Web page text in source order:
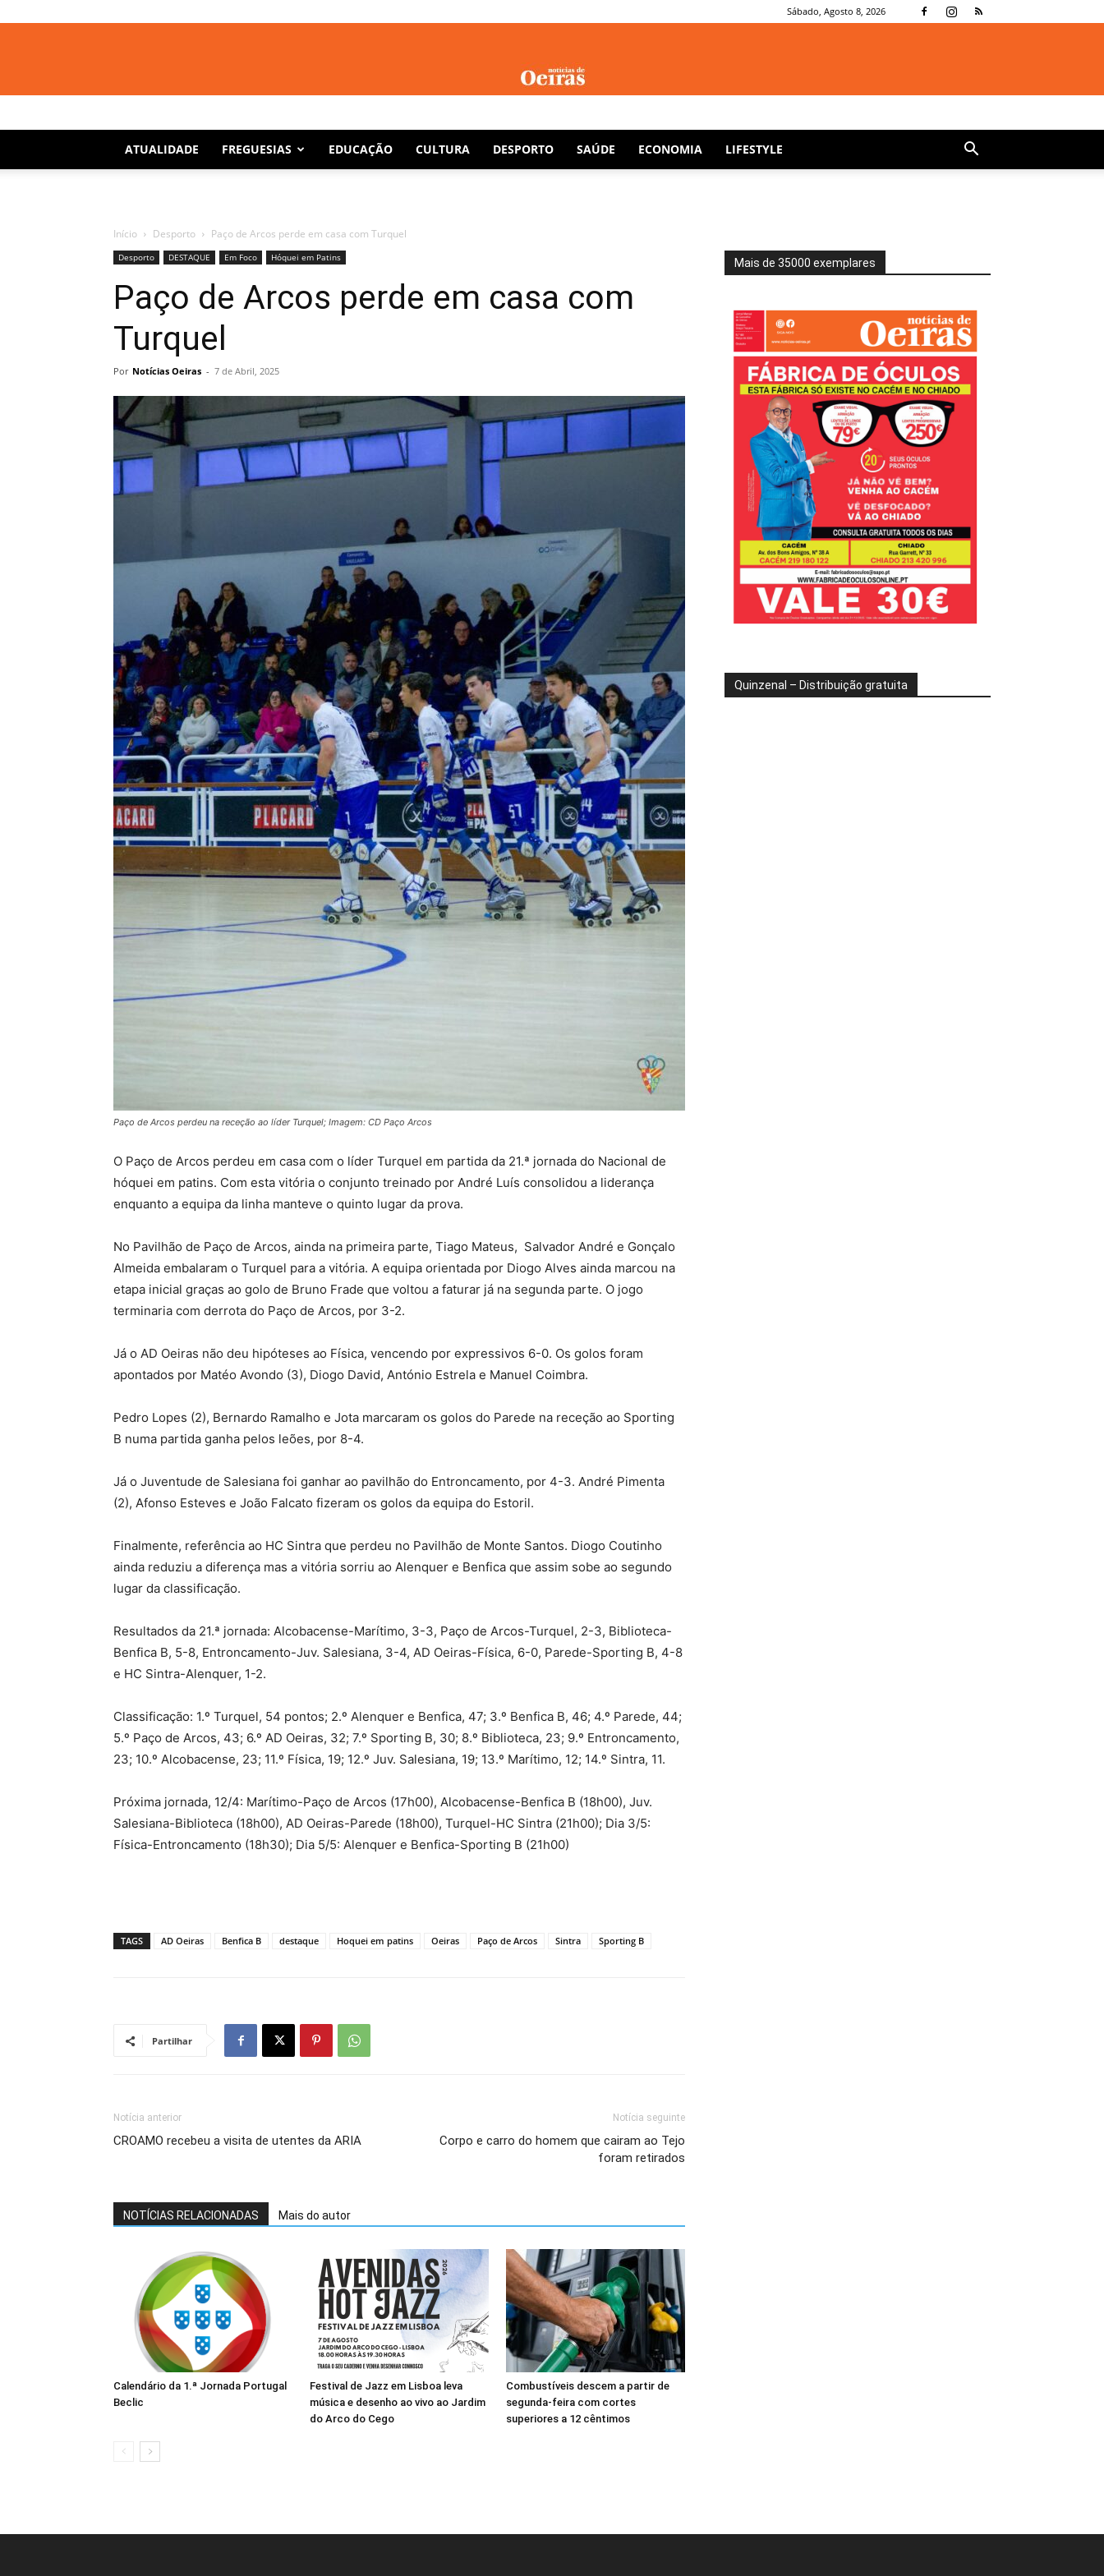
Sábado, Agosto 8, 2026
Notícias
ATUALIDADE FREGUESIAS EDUCAÇÃO CULTURA DESPORTO SAÚDE ECONOMIA LIFESTYLE
Início Desporto Paço de Arcos perde em casa com Turquel
Desporto DESTAQUE Em Foco Hóquei em Patins
Paço de Arcos perde em casa com
Turquel
Por Notícias Oeiras - 7 de Abril, 2025
Paço de Arcos perdeu na receção ao líder Turquel; Imagem: CD Paço Arcos
O Paço de Arcos perdeu em casa com o líder Turquel em partida da 21.ª jornada do Nacional de
hóquei em patins. Com esta vitória o conjunto treinado por André Luís consolidou a liderança
enquanto a equipa da linha manteve o quinto lugar da prova.
No Pavilhão de Paço de Arcos, ainda na primeira parte, Tiago Mateus, Salvador André e Gonçalo
Almeida embalaram o Turquel para a vitória. A equipa orientada por Diogo Alves ainda marcou na
etapa inicial graças ao golo de Bruno Frade que voltou a faturar já na segunda parte. O jogo
terminaria com derrota do Paço de Arcos, por 3-2.
Já o AD Oeiras não deu hipóteses ao Física, vencendo por expressivos 6-0. Os golos foram
apontados por Matéo Avondo (3), Diogo David, António Estrela e Manuel Coimbra.
Pedro Lopes (2), Bernardo Ramalho e Jota marcaram os golos do Parede na receção ao Sporting
B numa partida ganha pelos leões, por 8-4.
Já o Juventude de Salesiana foi ganhar ao pavilhão do Entroncamento, por 4-3. André Pimenta
(2), Afonso Esteves e João Falcato fizeram os golos da equipa do Estoril.
Finalmente, referência ao HC Sintra que perdeu no Pavilhão de Monte Santos. Diogo Coutinho
ainda reduziu a diferença mas a vitória sorriu ao Alenquer e Benfica que assim sobe ao segundo
lugar da classificação.
Resultados da 21.ª jornada: Alcobacense-Marítimo, 3-3, Paço de Arcos-Turquel, 2-3, Biblioteca-
Benfica B, 5-8, Entroncamento-Juv. Salesiana, 3-4, AD Oeiras-Física, 6-0, Parede-Sporting B, 4-8
e HC Sintra-Alenquer, 1-2.
Classificação: 1.º Turquel, 54 pontos; 2.º Alenquer e Benfica, 47; 3.º Benfica B, 46; 4.º Parede, 44;
5.º Paço de Arcos, 43; 6.º AD Oeiras, 32; 7.º Sporting B, 30; 8.º Biblioteca, 23; 9.º Entroncamento,
23; 10.º Alcobacense, 23; 11.º Física, 19; 12.º Juv. Salesiana, 19; 13.º Marítimo, 12; 14.º Sintra, 11.
Próxima jornada, 12/4: Marítimo-Paço de Arcos (17h00), Alcobacense-Benfica B (18h00), Juv.
Salesiana-Biblioteca (18h00), AD Oeiras-Parede (18h00), Turquel-HC Sintra (21h00); Dia 3/5:
Física-Entroncamento (18h30); Dia 5/5: Alenquer e Benfica-Sporting B (21h00)
TAGS AD Oeiras Benfica B destaque Hoquei em patins Oeiras Paço de Arcos Sintra Sporting B
Partilhar
Notícia anterior
CROAMO recebeu a visita de utentes da ARIA
Notícia seguinte
Corpo e carro do homem que cairam ao Tejo
foram retirados
NOTÍCIAS RELACIONADAS Mais do autor
Calendário da 1.ª Jornada Portugal
Beclic
Festival de Jazz em Lisboa leva
música e desenho ao vivo ao Jardim
do Arco do Cego
Combustíveis descem a partir de
segunda-feira com cortes
superiores a 12 cêntimos
Mais de 35000 exemplares
Quinzenal – Distribuição gratuita